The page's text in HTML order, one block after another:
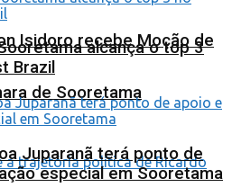
Isidoro recebe Moção de
de Sooretama
alcança o top 3
Brazil
Juparanã terá ponto de
especial em Sooretama